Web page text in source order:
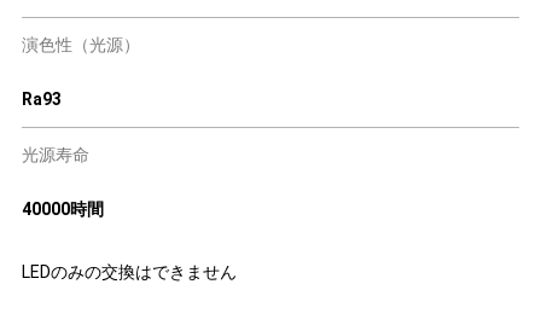
演色性（光源）
Ra93
光源寿命
40000時間
LEDのみの交換はできません